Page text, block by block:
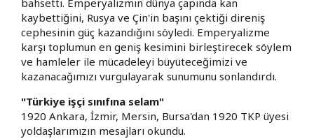
kaybettiğini, Rusya ve Çin'in başını çektiği direniş
cephesinin güç kazandığını söyledi. Emperyalizme
karşı toplumun en geniş kesimini birleştirecek söylem
ve hamleler ile mücadeleyi büyüteceğimizi ve
kazanacağımızı vurgulayarak sunumunu sonlandırdı.
"Türkiye işçi sınıfına selam"
1920 Ankara, İzmir, Mersin, Bursa'dan 1920 TKP üyesi
yoldaşlarımızın mesajları okundu.